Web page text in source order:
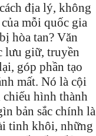
địa lý, không
mỗi quốc gia
hòa tan? Văn
lưu giữ, truyền
góp phần tạo
mất. Nó là cội
chiếu hình thành
bản sắc chính là
tinh khôi, những